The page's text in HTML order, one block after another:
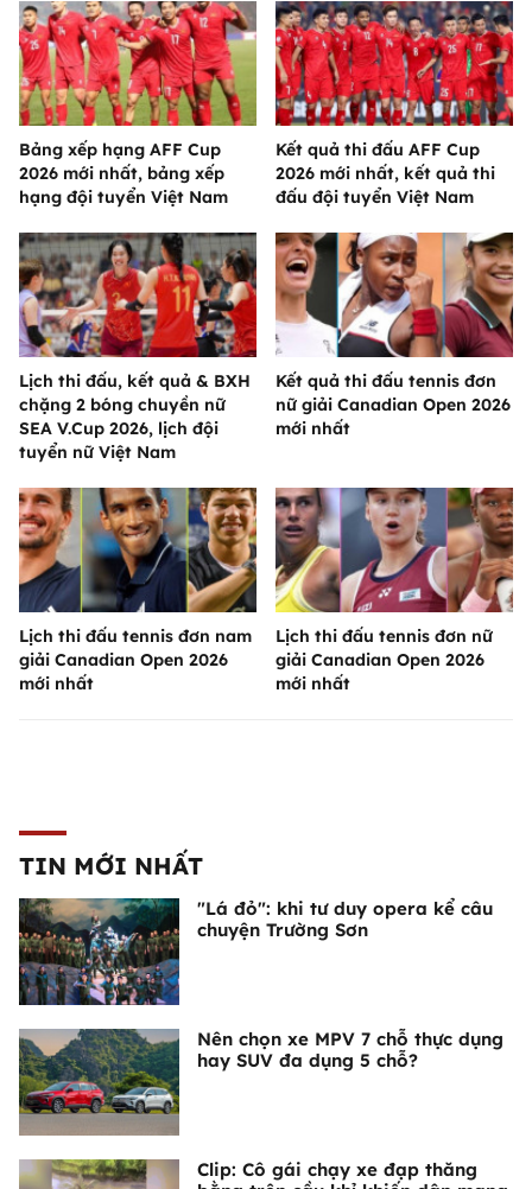
Bảng xếp hạng AFF Cup
2026 mới nhất, bảng xếp
hạng đội tuyển Việt Nam
Kết quả thi đấu AFF Cup
2026 mới nhất, kết quả thi
đấu đội tuyển Việt Nam
Lịch thi đấu, kết quả & BXH
chặng 2 bóng chuyền nữ
SEA V.Cup 2026, lịch đội
tuyển nữ Việt Nam
Kết quả thi đấu tennis đơn
nữ giải Canadian Open 2026
mới nhất
Lịch thi đấu tennis đơn nam
giải Canadian Open 2026
mới nhất
Lịch thi đấu tennis đơn nữ
giải Canadian Open 2026
mới nhất
TIN MỚI NHẤT
"Lá đỏ": khi tư duy opera kể câu
chuyện Trường Sơn
Nên chọn xe MPV 7 chỗ thực dụng
hay SUV đa dụng 5 chỗ?
Clip: Cô gái chạy xe đạp thăng